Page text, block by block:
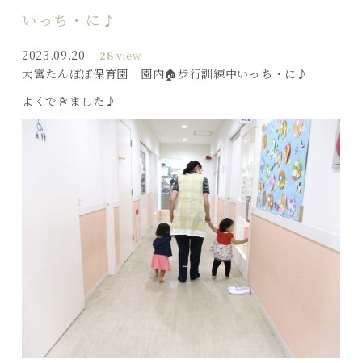
いっち・に♪
2023.09.20 28 view
大宮たんぽぽ保育園 園内🏠歩行訓練中いっち・に♪
よくできました♪